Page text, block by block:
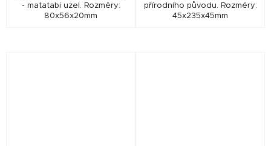
- matatabi uzel. Rozměry:
80x56x20mm
přírodního původu. Rozměry:
45x235x45mm